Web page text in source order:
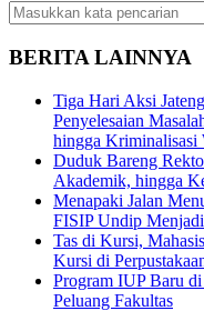
BERITA LAINNYA
Tiga Hari Aksi
Penyelesaian
hingga Kriminalisasi
Duduk Bareng
Akademik, hingga
Menapaki Jalan
FISIP Undip
Tas di Kursi,
Kursi di
Program IUP Baru
Peluang Fakultas